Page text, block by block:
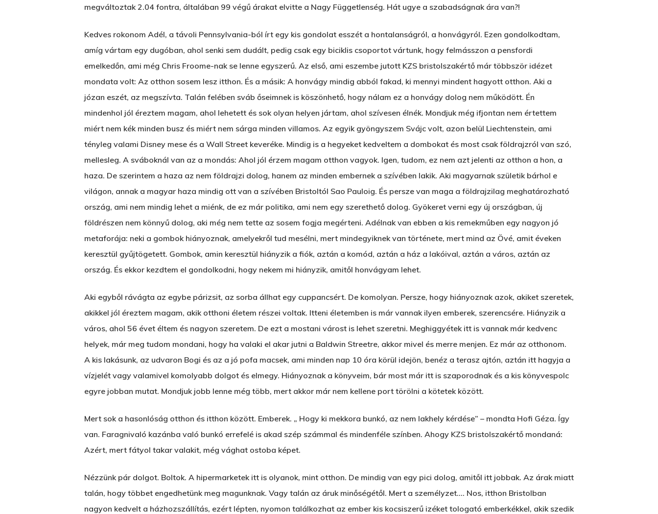
megváltoztak 2.04 fontra, általában 99 végű árakat elvitte a Nagy Függetlenség. Hát ugye a szabadságnak ára van?!
Kedves rokonom Adél, a távoli Pennsylvania-ból írt egy kis gondolat esszét a hontalanságról, a honvágyról. Ezen gondolkodtam,
amíg vártam egy dugóban, ahol senki sem dudált, pedig csak egy biciklis csoportot vártunk, hogy felmásszon a pensfordi
emelkedőn, ami még Chris Froome-nak se lenne egyszerű. Az első, ami eszembe jutott KZS bristolszakértő már többször idézet
mondata volt: Az otthon sosem lesz itthon. És a másik: A honvágy mindig abból fakad, ki mennyi mindent hagyott otthon. Aki a
józan eszét, az megszívta. Talán felében sváb őseimnek is köszönhető, hogy nálam ez a honvágy dolog nem működött. Én
mindenhol jól éreztem magam, ahol lehetett és sok olyan helyen jártam, ahol szívesen élnék. Mondjuk még ifjontan nem értettem
miért nem kék minden busz és miért nem sárga minden villamos. Az egyik gyöngyszem Svájc volt, azon belül Liechtenstein, ami
tényleg valami Disney mese és a Wall Street keveréke. Mindig is a hegyeket kedveltem a dombokat és most csak földrajzról van szó,
mellesleg. A sváboknál van az a mondás: Ahol jól érzem magam otthon vagyok. Igen, tudom, ez nem azt jelenti az otthon a hon, a
haza. De szerintem a haza az nem földrajzi dolog, hanem az minden embernek a szívében lakik. Aki magyarnak születik bárhol e
világon, annak a magyar haza mindig ott van a szívében Bristoltól Sao Pauloig. És persze van maga a földrajzilag meghatározható
ország, ami nem mindig lehet a miénk, de ez már politika, ami nem egy szerethető dolog. Gyökeret verni egy új országban, új
földrészen nem könnyű dolog, aki még nem tette az sosem fogja megérteni. Adélnak van ebben a kis remekműben egy nagyon jó
metaforája: neki a gombok hiányoznak, amelyekről tud mesélni, mert mindegyiknek van története, mert mind az Övé, amit éveken
keresztül gyűjtögetett. Gombok, amin keresztül hiányzik a fiók, aztán a komód, aztán a ház a lakóival, aztán a város, aztán az
ország. És ekkor kezdtem el gondolkodni, hogy nekem mi hiányzik, amitől honvágyam lehet.
Aki egyből rávágta az egybe párizsit, az sorba állhat egy cuppancsért. De komolyan. Persze, hogy hiányoznak azok, akiket szeretek,
akikkel jól éreztem magam, akik otthoni életem részei voltak. Itteni életemben is már vannak ilyen emberek, szerencsére. Hiányzik a
város, ahol 56 évet éltem és nagyon szeretem. De ezt a mostani várost is lehet szeretni. Meghiggyétek itt is vannak már kedvenc
helyek, már meg tudom mondani, hogy ha valaki el akar jutni a Baldwin Streetre, akkor mivel és merre menjen. Ez már az otthonom.
A kis lakásunk, az udvaron Bogi és az a jó pofa macsek, ami minden nap 10 óra körül idejön, benéz a terasz ajtón, aztán itt hagyja a
vízjelét vagy valamivel komolyabb dolgot és elmegy. Hiányoznak a könyveim, bár most már itt is szaporodnak és a kis könyvespolc
egyre jobban mutat. Mondjuk jobb lenne még több, mert akkor már nem kellene port törölni a kötetek között.
Mert sok a hasonlóság otthon és itthon között. Emberek. „ Hogy ki mekkora bunkó, az nem lakhely kérdése” – mondta Hofi Géza. Így
van. Faragnivaló kazánba való bunkó errefelé is akad szép számmal és mindenféle színben. Ahogy KZS bristolszakértő mondaná:
Azért, mert fátyol takar valakit, még vághat ostoba képet.
Nézzünk pár dolgot. Boltok. A hipermarketek itt is olyanok, mint otthon. De mindig van egy pici dolog, amitől itt jobbak. Az árak miatt
talán, hogy többet engedhetünk meg magunknak. Vagy talán az áruk minőségétől. Mert a személyzet…. Nos, itthon Bristolban
nagyon kedvelt a házhozszállítás, ezért lépten, nyomon találkozhat az ember kis kocsiszerű izéket tologató emberkékkel, akik szedik
This is an optional, highly
customizable off canvas area.
About Salient
The Castle